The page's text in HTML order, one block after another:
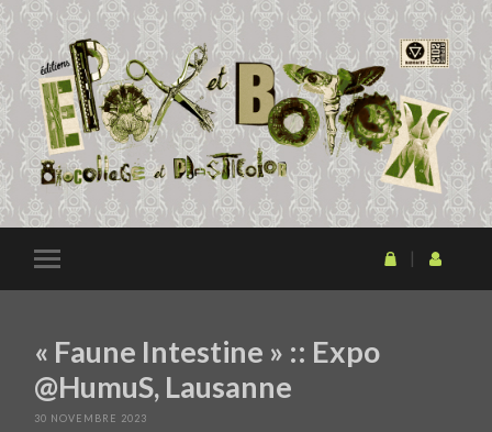
« Faune Intestine » :: Expo
@HumuS, Lausanne
30 NOVEMBRE 2023